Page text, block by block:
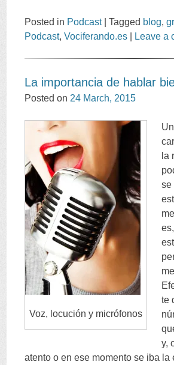
Posted in Podcast |Tagged blog,
Podcast,Vociferando.es Leave a
La importancia de hablar
Posted on 24 March, 2015
Voz, locución y micrófonos
la
se
es
te
y,
atento o en ese momento se iba la